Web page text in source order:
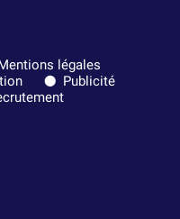
légales
Publicité